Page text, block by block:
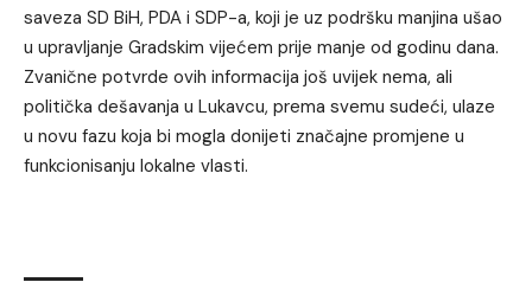
saveza SD BiH, PDA i SDP-a, koji je uz podršku manjina ušao
u upravljanje Gradskim vijećem prije manje od godinu dana.
Zvanične potvrde ovih informacija još uvijek nema, ali
politička dešavanja u Lukavcu, prema svemu sudeći, ulaze
u novu fazu koja bi mogla donijeti značajne promjene u
funkcionisanju lokalne vlasti.